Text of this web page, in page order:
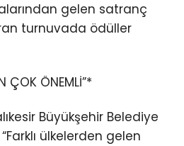
gelen satranç
turnuvada ödüller
ÇOK ÖNEMLİ”*
Büyükşehir Belediye
ülkelerden gelen